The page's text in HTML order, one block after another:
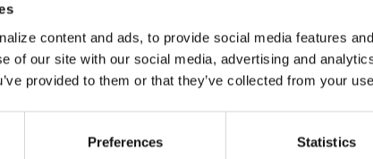
content and ads, to provide social media features
of our site with our social media, advertising and
provided to them or that they’ve collected from your
Preferences Statistics
- Når resultatet af alle disse undersøgelser
Kommune i gang med at forberede en